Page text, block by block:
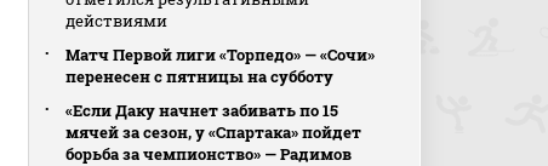
действиями
Матч Первой лиги «Торпедо» — «Сочи»
перенесен с пятницы на субботу
«Если Даку начнет забивать по 15
мячей за сезон, у «Спартака» пойдет
борьба за чемпионство» — Радимов